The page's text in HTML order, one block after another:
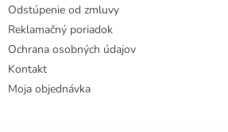
Odstúpenie od zmluvy
Reklamačný poriadok
Ochrana osobných údajov
Kontakt
Moja objednávka